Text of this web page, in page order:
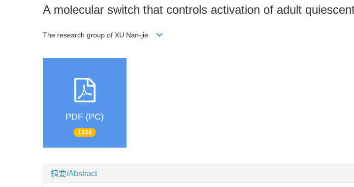
A molecular switch that controls activation of adult
The research group of XU Nan-jie
PDF (PC)
1334
摘要/Abstract